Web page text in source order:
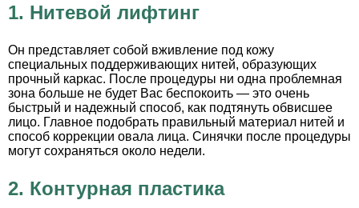
1. Нитевой лифтинг
Он представляет собой вживление под кожу
специальных поддерживающих нитей, образующих
прочный каркас. После процедуры ни одна проблемная
зона больше не будет Вас беспокоить — это очень
быстрый и надежный способ, как подтянуть обвисшее
лицо. Главное подобрать правильный материал нитей и
способ коррекции овала лица. Синячки после процедуры
могут сохраняться около недели.
2. Контурная пластика